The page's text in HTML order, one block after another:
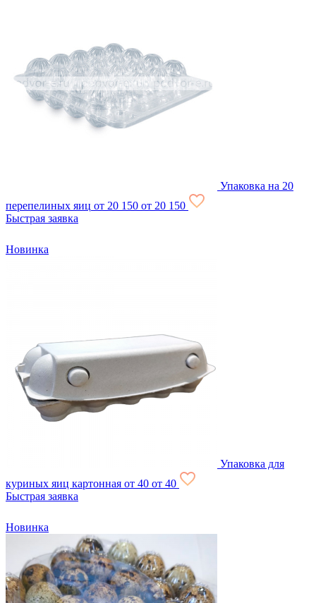
Упаковка на 20
перепелиных яиц от 20 150 от 20 150
Быстрая заявка
Новинка
Упаковка для
куриных яиц картонная от 40 от 40
Быстрая заявка
Новинка